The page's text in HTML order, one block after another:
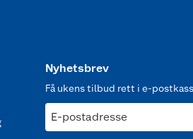
Nyhetsbrev
Få ukens tilbud rett i e-
E-postadresse